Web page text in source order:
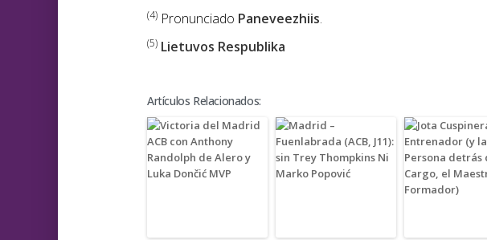
(4) Pronunciado Paneveezhiis.
(5) Lietuvos Respublika
Artículos Relacionados: